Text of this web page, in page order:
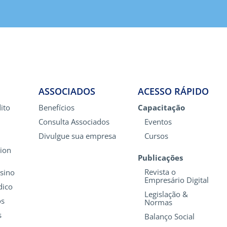
ASSOCIADOS
Benefícios
Consulta Associados
Divulgue sua empresa
ACESSO RÁPIDO
Capacitação
Eventos
Cursos
Publicações
Revista o
Empresário Digital
Legislação &
Normas
Balanço Social